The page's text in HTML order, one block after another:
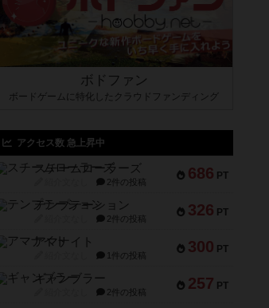
ボドファン
ボードゲームに特化したクラウドファンディング
アクセス数 急上昇中
686 PT
スチームローラーズ
2件の投稿
326 PT
テンプテーション
2件の投稿
300 PT
アマナイト
1件の投稿
257 PT
ギャンブラー
2件の投稿